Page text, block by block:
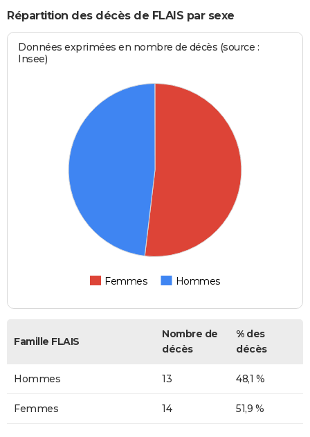
Répartition des décès de FLAIS par sexe
Données exprimées en nombre de décès (source :
Insee)
Femmes Hommes
Famille FLAIS
Nombre de
décès
% des
décès
Hommes 13 48,1 %
Femmes 14 51,9 %